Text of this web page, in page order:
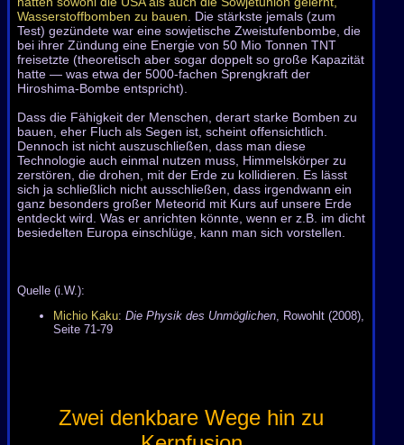
Wasserstoffbomben zu bauen . Die stärkste jemals (zum
Test) gezündete war eine sowjetische Zweistufenbombe, die
bei ihrer Zündung eine Energie von 50 Mio Tonnen TNT
freisetzte (theoretisch aber sogar doppelt so große Kapazität
hatte — was etwa der 5000-fachen Sprengkraft der
Hiroshima-Bombe entspricht).
Dass die Fähigkeit der Menschen, derart starke Bomben zu
bauen, eher Fluch als Segen ist, scheint offensichtlich.
Dennoch ist nicht auszuschließen, dass man diese
Technologie auch einmal nutzen muss, Himmelskörper zu
zerstören, die drohen, mit der Erde zu kollidieren. Es lässt
sich ja schließlich nicht ausschließen, dass irgendwann ein
ganz besonders großer Meteorid mit Kurs auf unsere Erde
entdeckt wird. Was er anrichten könnte, wenn er z.B. im dicht
besiedelten Europa einschlüge, kann man sich vorstellen.
Quelle (i.W.):
Michio Kaku: Die Physik des Unmöglichen , Rowohlt (2008),
Seite 71-79
Zwei denkbare Wege hin zu